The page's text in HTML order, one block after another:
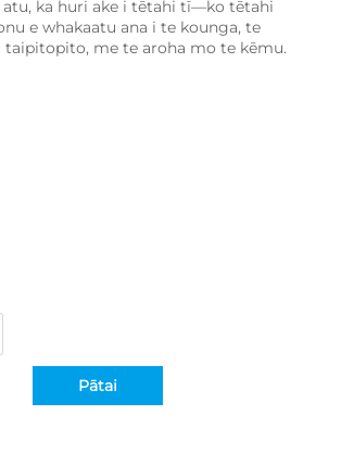
ka huri ake i tētahi tī—ko tētahi
e whakaatu ana i te kounga, te
taipitopito, me te aroha mo te kēmu.
Pātai